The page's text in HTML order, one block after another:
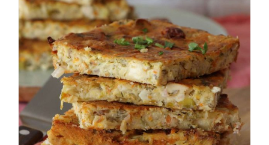
Πίτα λαχανικών χωρίς φύλλο